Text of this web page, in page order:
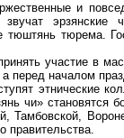
и
звучат
тюштянь тюрема.
участие в
а перед началом
этнические
чи» становятся
Тамбовской,
правительства.